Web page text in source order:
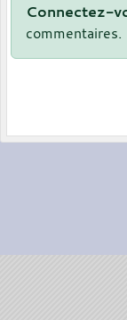
Connectez-
commentaires.